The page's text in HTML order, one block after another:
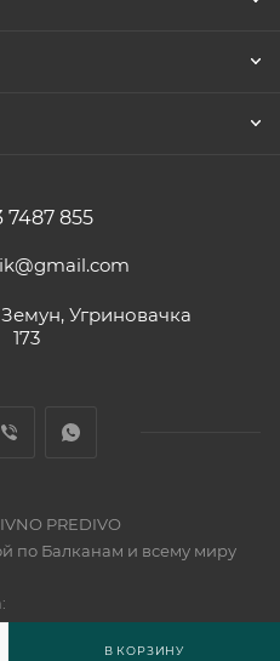
В КОРЗИНУ
7487 855
Угриновачка
173
PREDIVO
по Балканам и всему миру